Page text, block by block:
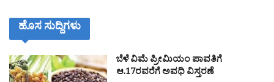
ಹೊಸ ಸುದ್ದಿಗಳು
ಬೆಳೆ ವಿಮೆ ಪ್ರೀಮಿಯಂ ಪಾವತಿಗೆ
ಆ.17ರವರೆಗೆ ಅವಧಿ ವಿಸ್ತರಣೆ